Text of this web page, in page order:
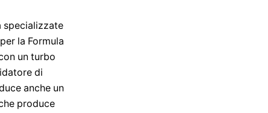
specializzate
la Formula
un turbo
di
anche un
produce